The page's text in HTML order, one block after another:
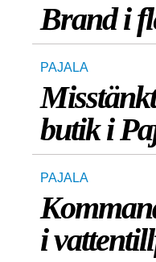
Brand i
PAJALA
butik i
PAJALA
i